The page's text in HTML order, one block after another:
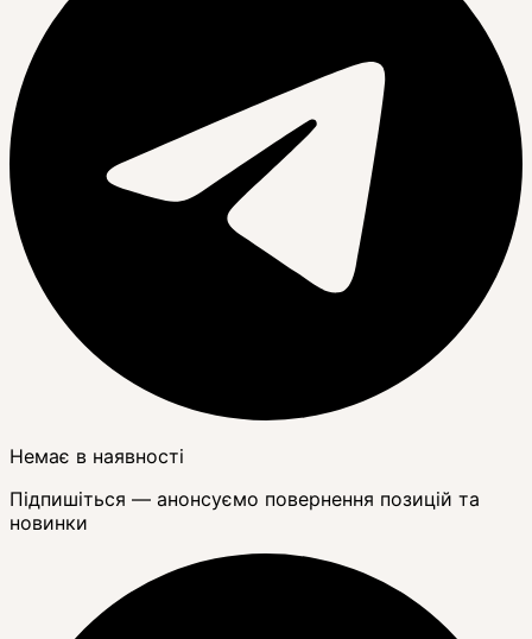
Немає в наявності
Підпишіться — анонсуємо повернення позицій та
новинки